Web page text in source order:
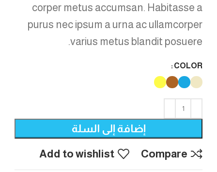
corper metus accumsan. Habitasse a
purus nec ipsum a urna ac ullamcorper
varius metus blandit posuere.
COLOR
إضافة إلى السلة
Compare
Add to wishlist